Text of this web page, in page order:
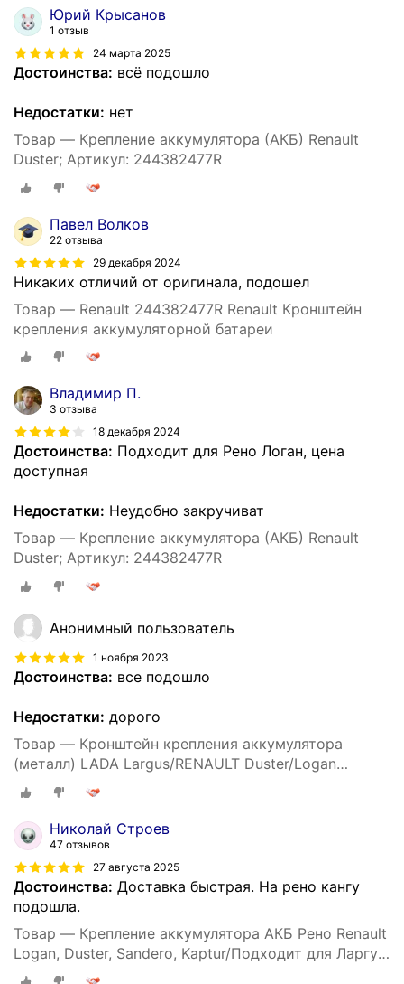
Юрий Крысанов
1 отзыв
24 марта 2025
Достоинства: всё подошло
Недостатки: нет
Товар — Крепление аккумулятора (АКБ) Renault
Duster; Артикул: 244382477R
Павел Волков
22 отзыва
29 декабря 2024
Никаких отличий от оригинала, подошел
Товар — Renault 244382477R Renault Кронштейн
крепления аккумуляторной батареи
Владимир П.
3 отзыва
18 декабря 2024
Достоинства: Подходит для Рено Логан, цена
доступная
Недостатки: Неудобно закручиват
Товар — Крепление аккумулятора (АКБ) Renault
Duster; Артикул: 244382477R
Анонимный пользователь
1 ноября 2023
Достоинства: все подошло
Недостатки: дорого
Товар — Кронштейн крепления аккумулятора
(металл) LADA Largus/RENAULT Duster/Logan
II/Sandero RENAULT 244382477R | цена за 1 шт
Николай Строев
47 отзывов
27 августа 2025
Достоинства: Доставка быстрая. На рено кангу
подошла.
Товар — Крепление аккумулятора АКБ Рено Renault
Logan, Duster, Sandero, Kaptur/Подходит для Ларгус
244382477R Аналог